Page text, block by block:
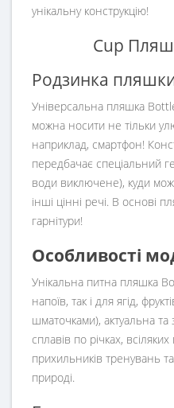
унікальну конструкцію!
Cup
Родзинка
Універсальна пляшка
можна носити не тільки
наприклад, смартфон!
передбачає спеціальний
води виключене), куди
інші цінні речі. В основі
гарнітури!
Особливості
Унікальна питна пляшка
напоїв, так і для ягід,
шматочками), актуальна та
сплавів по річках,
прихильників тренувань
природі.